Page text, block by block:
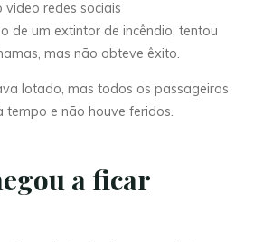
video redes sociais
de um extintor de incêndio, tentou
mas não obteve êxito.
lotado, mas todos os passageiros
tempo e não houve feridos.
a ficar